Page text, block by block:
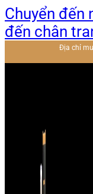
Chuyển đến
đến chân
Địa chỉ